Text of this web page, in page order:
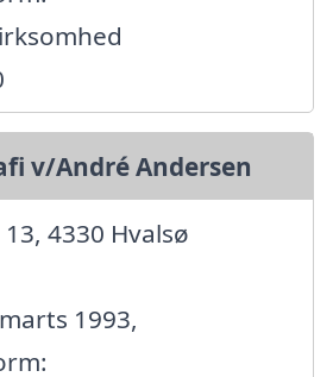
v/André Andersen
4330 Hvalsø
1993,